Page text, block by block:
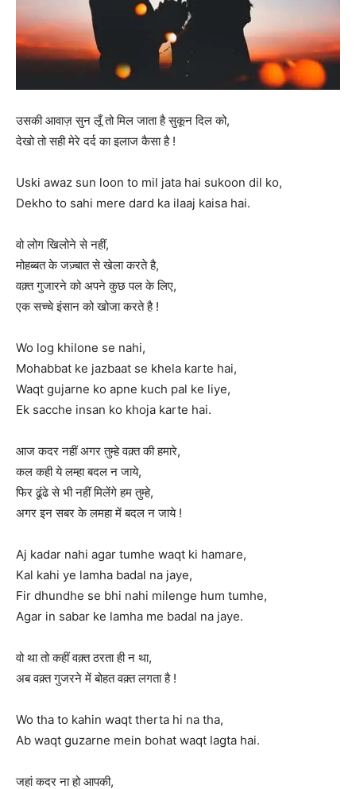
उसकी आवाज़ सुन लूँ तो मिल जाता है सुकून दिल को,
देखो तो सही मेरे दर्द का इलाज कैसा है !
Uski awaz sun loon to mil jata hai sukoon dil ko,
Dekho to sahi mere dard ka ilaaj kaisa hai.
वो लोग खिलोने से नहीं,
मोहब्बत के जज़्बात से खेला करते है,
वक़्त गुजारने को अपने कुछ पल के लिए,
एक सच्चे इंसान को खोजा करते है !
Wo log khilone se nahi,
Mohabbat ke jazbaat se khela karte hai,
Waqt gujarne ko apne kuch pal ke liye,
Ek sacche insan ko khoja karte hai.
आज कदर नहीं अगर तुम्हे वक़्त की हमारे,
कल कही ये लम्हा बदल न जाये,
फिर ढूंढे से भी नहीं मिलेंगे हम तुम्हे,
अगर इन सबर के लमहा में बदल न जाये !
Aj kadar nahi agar tumhe waqt ki hamare,
Kal kahi ye lamha badal na jaye,
Fir dhundhe se bhi nahi milenge hum tumhe,
Agar in sabar ke lamha me badal na jaye.
वो था तो कहीं वक़्त ठरता ही न था,
अब वक़्त गुजरने में बोहत वक़्त लगता है !
Wo tha to kahin waqt therta hi na tha,
Ab waqt guzarne mein bohat waqt lagta hai.
जहां कदर ना हो आपकी,